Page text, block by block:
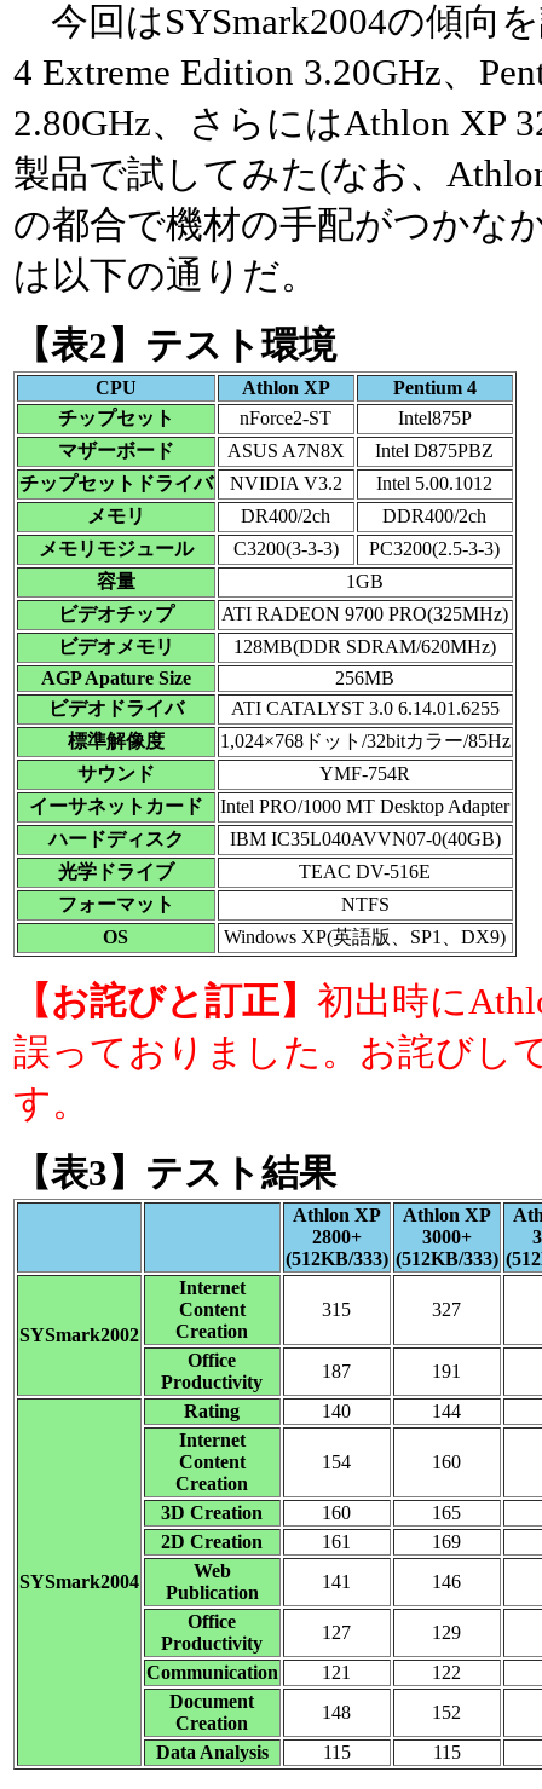
今回はSYSmark2004の傾向
4 Extreme Edition 3.20GHz、
2.80GHz、さらにはAthlon XP
製品で試してみた(なお、
の都合で機材の手配がつかな
は以下の通りだ。
【表2】テスト環境
CPU Athlon XP
Pentium 4
チップセット
nForce2-ST
Intel875P
マザーボード
ASUS A7N8X
Intel D875PBZ
チップセットドライバ
NVIDIA V3.2
Intel 5.00.1012
メモリ
DR400/2ch
DDR400/2ch
メモリモジュール
C3200(3-3-3)
PC3200(2.5-3-3)
容量
1GB
ビデオチップ
ATI RADEON 9700 PRO(325MHz)
ビデオメモリ
128MB(DDR SDRAM/620MHz)
AGP Apature Size
256MB
ビデオドライバ
ATI CATALYST 3.0 6.14.01.6255
標準解像度
1,024×768ドット/32bitカラー/85Hz
サウンド
YMF-754R
イーサネットカード
Intel PRO/1000 MT Desktop Adapter
ハードディスク
IBM IC35L040AVVN07-0(40GB)
光学ドライブ
TEAC DV-516E
フォーマット
NTFS
OS
Windows XP(英語版、SP1、DX9)
【お詫びと訂正】 初出時に
誤っておりました。お詫びし
す。
【表3】テスト結果
Athlon XP
2800+
(512KB/333)
Athlon XP
3000+
(512KB/333)
SYSmark2002
Internet
Content
Creation
315 327
Office
Productivity
187 191
SYSmark2004
Rating 140
144
Internet
Content
Creation
154 160
3D Creation 160
165
2D Creation
161
169
Web
Publication
141
146
Office
Productivity
127
129
Communication
121
122
Document
Creation
148
152
Data Analysis
115 115